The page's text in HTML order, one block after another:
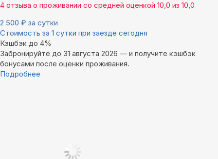
4 отзыва о проживании со средней оценкой 10,0 из 10,0
2 500 ₽ за сутки
Стоимость за 1 сутки при заезде сегодня
Кэшбэк до 4%
Забронируйте до 31 августа 2026 — и получите кэшбэк
бонусами после оценки проживания.
Подробнее